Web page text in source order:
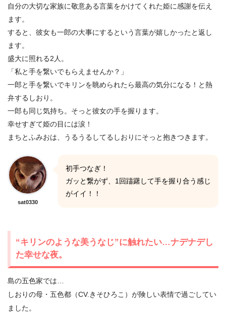
自分の大切な家族に敬意ある言葉をかけてくれた姫に感謝を伝え
ます。
すると、彼女も一郎の大事にするという言葉が嬉しかったと返し
ます。
盛大に照れる2人。
「私と手を繋いでもらえませんか？」
一郎と手を繋いでキリンを眺められたら最高の気分になる！と熱
弁するしおり。
一郎も同じ気持ち。そっと彼女の手を握ります。
幸せすぎて姫の目には涙！
まちとふみおは、うるうるしてるしおりにそっと抱きつきます。
sat0330
初手つなぎ！
ガッと繋がず、1回躊躇して手を握り合う感じ
がイイ！！
“キリンのような美うなじ”に触れたい…ナデナデし
た幸せな夜。
島の五色家では…
しおりの母・五色都（CV.きそひろこ）が険しい表情で過ごしてい
ました。